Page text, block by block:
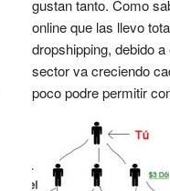
gustan tanto. Como
online que las llevo
dropshipping, debido
sector va creciendo
poco podre permitir